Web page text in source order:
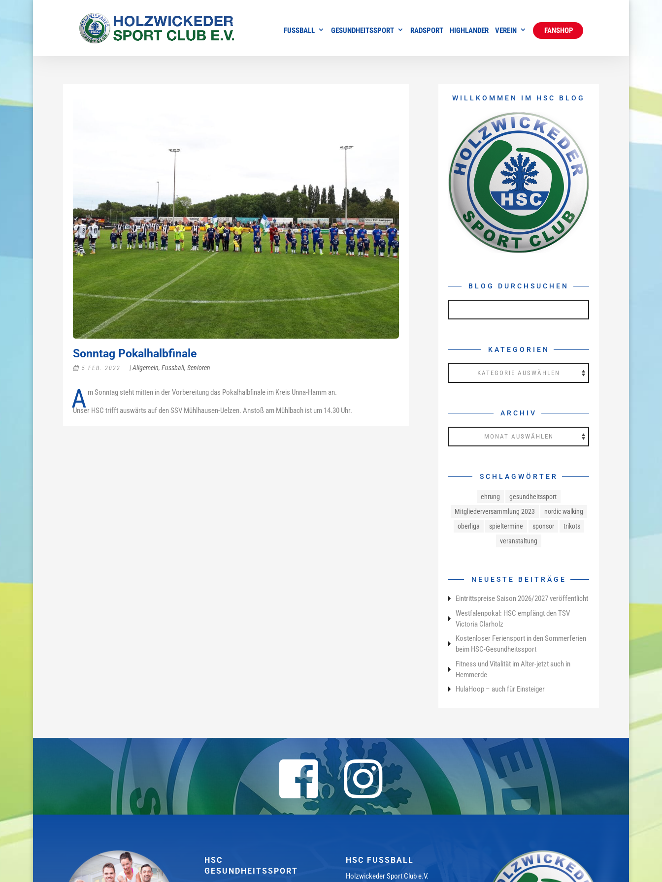
FUSSBALL GESUNDHEITSSPORT RADSPORT HIGHLANDER VEREIN FANSHOP
Sonntag Pokalhalbfinale
5 FEB. 2022 |Allgemein, Fussball, Senioren
A m Sonntag steht mitten in der Vorbereitung das Pokalhalbfinale im Kreis Unna-Hamm an.
Unser HSC trifft auswärts auf den SSV Mühlhausen-Uelzen. Anstoß am Mühlbach ist um 14.30 Uhr.
WILLKOMMEN IM HSC BLOG
BLOG DURCHSUCHEN
KATEGORIEN
ARCHIV
SCHLAGWÖRTER
ehrung
gesundheitssport
Mitgliederversammlung 2023
nordic walking
oberliga
spieltermine sponsor
trikots
veranstaltung
NEUESTE BEITRÄGE
Eintrittspreise Saison 2026/2027 veröffentlicht
Westfalenpokal: HSC empfängt den TSV
Victoria Clarholz
Kostenloser Feriensport in den Sommerferien
beim HSC-Gesundheitssport
Fitness und Vitalität im Alter-jetzt auch in
Hemmerde
HulaHoop – auch für Einsteiger
HSC
GESUNDHEITSSPORT
HSC FUSSBALL
Holzwickeder Sport Club e.V.